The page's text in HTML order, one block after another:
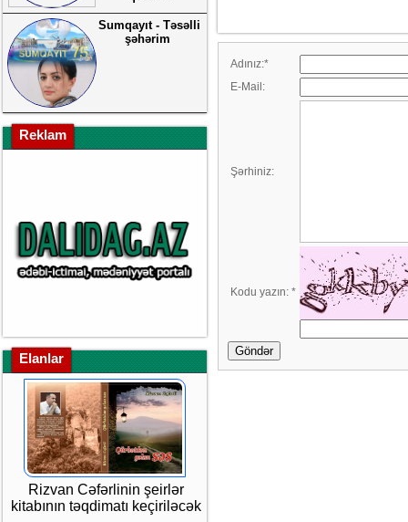
Sumqayıt - Təsəlli
şəhərim
Reklam
Elanlar
Rizvan Cəfərlinin şeirlər
kitabının təqdimatı keçiriləcək
Adınız:*
E-Mail:
Şərhiniz:
Kodu yazın: *
Göndər